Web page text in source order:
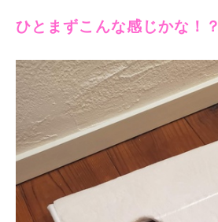
ひとまずこんな感じかな！？